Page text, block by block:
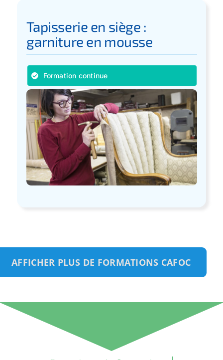
Tapisserie en siège :
garniture en mousse
Formation continue
AFFICHER PLUS DE FORMATIONS CAFOC